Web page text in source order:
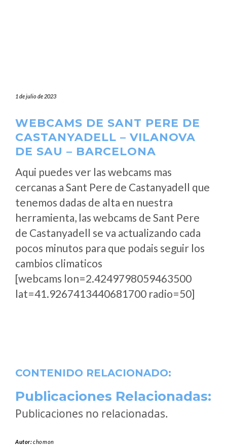
1 de julio de 2023
WEBCAMS DE SANT PERE DE
CASTANYADELL – VILANOVA
DE SAU – BARCELONA
Aqui puedes ver las webcams mas
cercanas a Sant Pere de Castanyadell que
tenemos dadas de alta en nuestra
herramienta, las webcams de Sant Pere
de Castanyadell se va actualizando cada
pocos minutos para que podais seguir los
cambios climaticos
[webcams lon=2.4249798059463500
lat=41.9267413440681700 radio=50]
CONTENIDO RELACIONADO:
Publicaciones Relacionadas:
Publicaciones no relacionadas.
Autor:chomon